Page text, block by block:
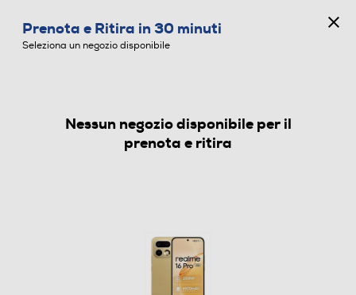
SMARTPHONE DUAL SIM
Prenota e Ritira in 30 minuti
Seleziona un negozio disponibile
Nessun negozio disponibile per il
prenota e ritira